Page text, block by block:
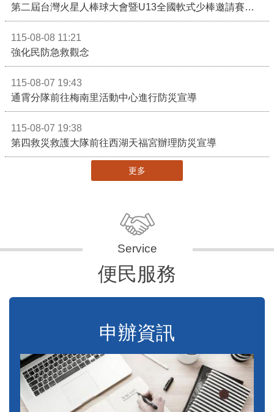
第二屆台灣火星人棒球大會暨U13全國軟式少棒邀請賽在苗栗舉辦
115-08-08 11:21
強化民防急救觀念
115-08-07 19:43
通霄分隊前往梅南里活動中心進行防災宣導
115-08-07 19:38
第四救災救護大隊前往西湖天福宮辦理防災宣導
更多
便民服務
申辦資訊